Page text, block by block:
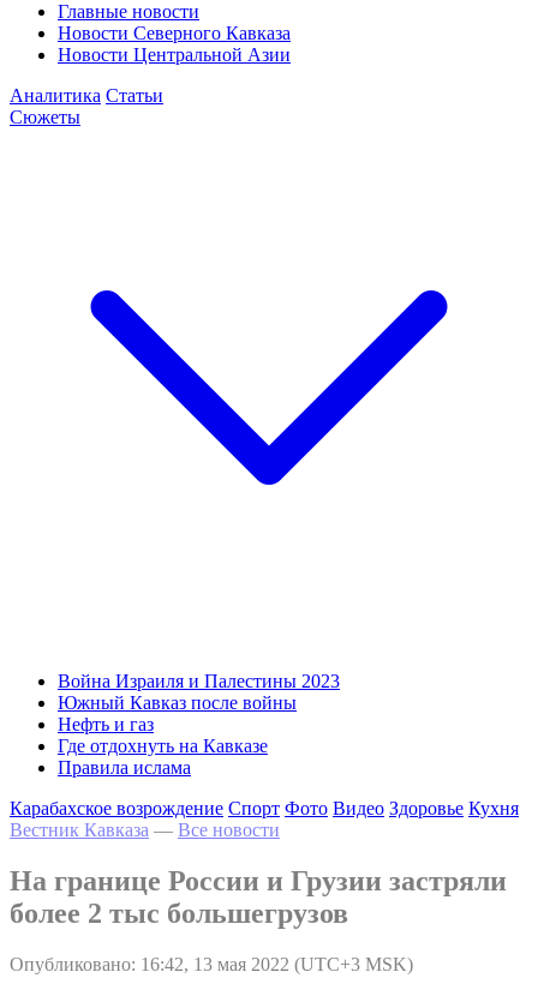
Главные новости
Новости Северного Кавказа
Новости Центральной Азии
Аналитика Статьи
Сюжеты
Война Израиля и Палестины 2023
Южный Кавказ после войны
Нефть и газ
Где отдохнуть на Кавказе
Правила ислама
Карабахское возрождение Спорт Фото Видео Здоровье Кухня
Вестник Кавказа — Все новости
На границе России и Грузии застряли
более 2 тыс большегрузов
Опубликовано: 16:42, 13 мая 2022 (UTC+3 MSK)